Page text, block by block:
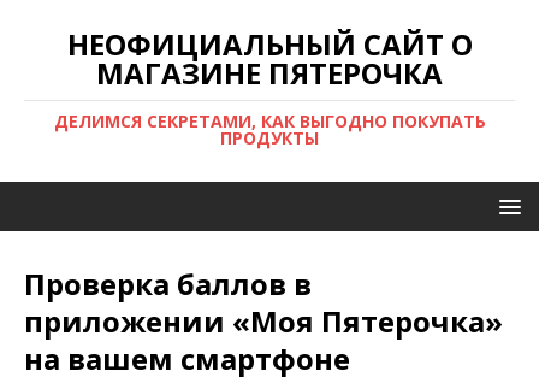
НЕОФИЦИАЛЬНЫЙ САЙТ О
МАГАЗИНЕ ПЯТЕРОЧКА
ДЕЛИМСЯ СЕКРЕТАМИ, КАК ВЫГОДНО ПОКУПАТЬ
ПРОДУКТЫ
Проверка баллов в
приложении «Моя Пятерочка»
на вашем смартфоне